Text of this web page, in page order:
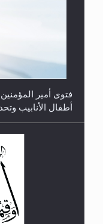
رأيٌ في لغة المسيح
فتوى أمير
أطفال الأنابيب